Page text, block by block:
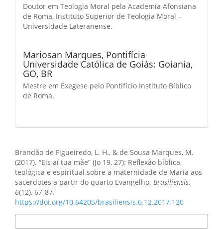
Doutor em Teologia Moral pela Academia Afonsiana
de Roma, Instituto Superior de Teologia Moral –
Universidade Lateranense.
Mariosan Marques, Pontifícia
Universidade Católica de Goiás: Goiania,
GO, BR
Mestre em Exegese pelo Pontifício Instituto Bíblico
de Roma.
Brandão de Figueiredo, L. H., & de Sousa Marques, M.
(2017). “Eis aí tua mãe” (Jo 19, 27): Reflexão bíblica,
teológica e espiritual sobre a maternidade de Maria aos
sacerdotes a partir do quarto Evangelho. Brasiliensis,
6(12), 67-87.
https://doi.org/10.64205/brasiliensis.6.12.2017.120